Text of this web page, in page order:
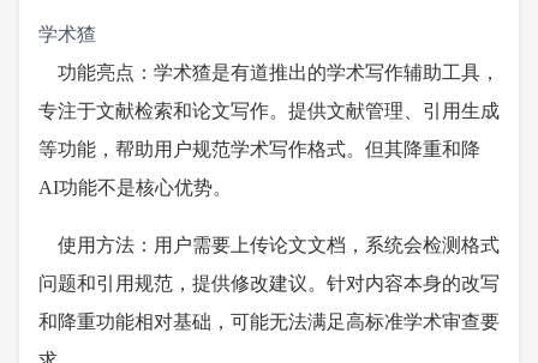
学术猹
功能亮点：学术猹是有道推出的学术写作辅助工具，
专注于文献检索和论文写作。提供文献管理、引用生成
等功能，帮助用户规范学术写作格式。但其降重和降
AI功能不是核心优势。
使用方法：用户需要上传论文文档，系统会检测格式
问题和引用规范，提供修改建议。针对内容本身的改写
和降重功能相对基础，可能无法满足高标准学术审查要